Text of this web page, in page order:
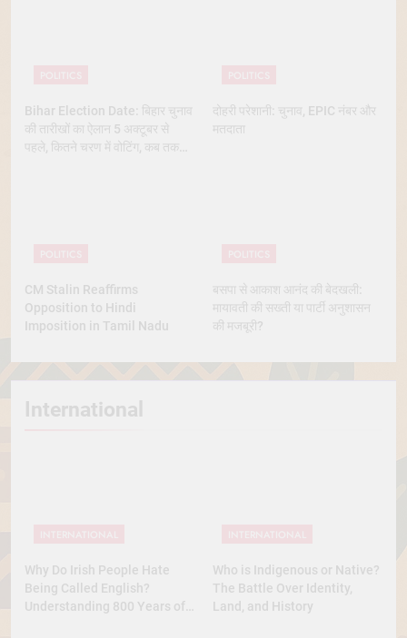
Bihar Election Date: बिहार चुनाव
की तारीखों का ऐलान 5 अक्टूबर से
पहले, कितने चरण में वोटिंग, कब तक
दोहरी परेशानी: चुनाव, EPIC नंबर और
मतदाता
CM Stalin Reaffirms
Opposition to Hindi
Imposition in Tamil Nadu
बसपा से आकाश आनंद की बेदखली:
मायावती की सख्ती या पार्टी अनुशासन
की मजबूरी?
International
Why Do Irish People Hate
Being Called English?
Understanding 800 Years of
Who is Indigenous or Native?
The Battle Over Identity,
Land, and History